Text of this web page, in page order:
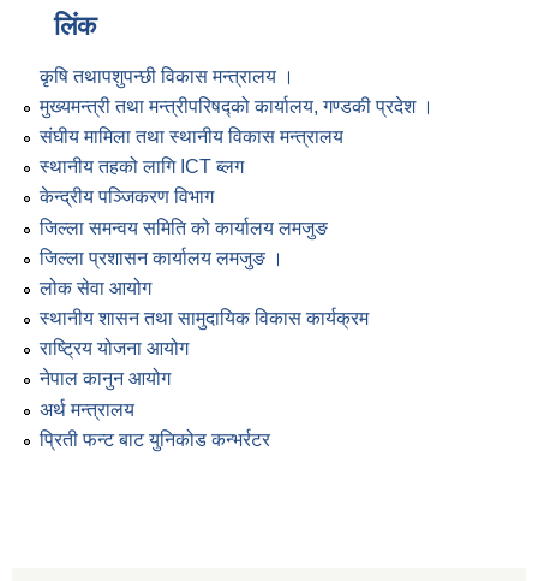
लिंक
कृषि तथापशुपन्छी विकास मन्त्रालय ।
मुख्यमन्त्री तथा मन्त्रीपरिषद्को कार्यालय, गण्डकी प्रदेश ।
संघीय मामिला तथा स्थानीय विकास मन्त्रालय
स्थानीय तहको लागि ICT ब्लग
केन्द्रीय पञ्जिकरण विभाग
जिल्ला समन्वय समिति को कार्यालय लमजुङ
जिल्ला प्रशासन कार्यालय लमजुङ ।
लोक सेवा आयोग
स्थानीय शासन तथा सामुदायिक विकास कार्यक्रम
राष्ट्रिय योजना आयोग
नेपाल कानुन आयोग
अर्थ मन्त्रालय
प्रिती फन्ट बाट युनिकोड कन्भर्रटर